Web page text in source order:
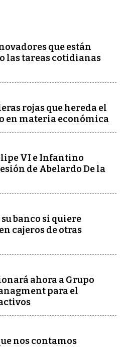
que están
las tareas cotidianas
rojas que hereda el
en materia económica
VI e Infantino
de Abelardo De la
su banco si quiere
cajeros de otras
ahora a Grupo
para el
nos contamos